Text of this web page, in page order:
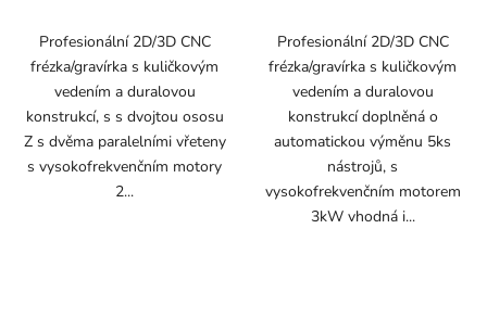
Profesionální 2D/3D CNC
frézka/gravírka s kuličkovým
vedením a duralovou
konstrukcí, s s dvojtou ososu
Z s dvěma paralelními vřeteny
s vysokofrekvenčním motory
2...
Profesionální 2D/3D CNC
frézka/gravírka s kuličkovým
vedením a duralovou
konstrukcí doplněná o
automatickou výměnu 5ks
nástrojů, s
vysokofrekvenčním motorem
3kW vhodná i...